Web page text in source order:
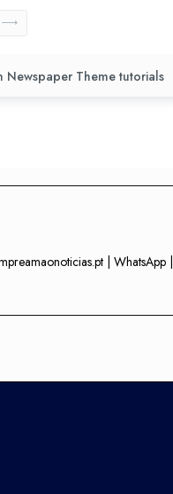
Newspaper Theme tutorials
|